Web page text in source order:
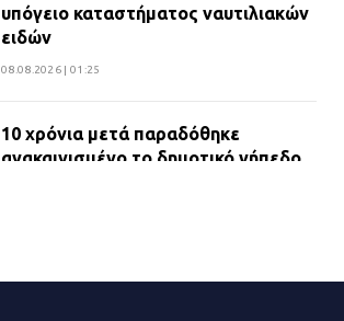
υπόγειο καταστήματος ναυτιλιακών
ειδών
08.08.2026 | 01:25
10 χρόνια μετά παραδόθηκε
ανακαινισμένο το δημοτικό γήπεδο
ΔΗΜΟΣ ΜΑΝΔΡΑΣ ΕΙΔΥΛΛΙΑΣ: